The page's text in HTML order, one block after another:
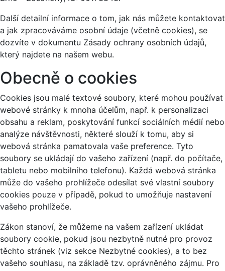
Další detailní informace o tom, jak nás můžete kontaktovat
a jak zpracováváme osobní údaje (včetně cookies), se
dozvíte v dokumentu Zásady ochrany osobních údajů,
který najdete na našem webu.
Obecně o cookies
Cookies jsou malé textové soubory, které mohou používat
webové stránky k mnoha účelům, např. k personalizaci
obsahu a reklam, poskytování funkcí sociálních médií nebo
analýze návštěvnosti, některé slouží k tomu, aby si
webová stránka pamatovala vaše preference. Tyto
soubory se ukládají do vašeho zařízení (např. do počítače,
tabletu nebo mobilního telefonu). Každá webová stránka
může do vašeho prohlížeče odesílat své vlastní soubory
cookies pouze v případě, pokud to umožňuje nastavení
vašeho prohlížeče.
Zákon stanoví, že můžeme na vašem zařízení ukládat
soubory cookie, pokud jsou nezbytně nutné pro provoz
těchto stránek (viz sekce Nezbytné cookies), a to bez
vašeho souhlasu, na základě tzv. oprávněného zájmu. Pro